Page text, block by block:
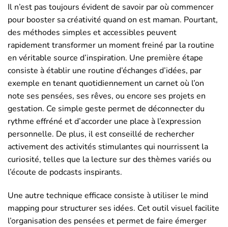
Il n’est pas toujours évident de savoir par où commencer
pour booster sa créativité quand on est maman. Pourtant,
des méthodes simples et accessibles peuvent
rapidement transformer un moment freiné par la routine
en véritable source d’inspiration. Une première étape
consiste à établir une routine d’échanges d’idées, par
exemple en tenant quotidiennement un carnet où l’on
note ses pensées, ses rêves, ou encore ses projets en
gestation. Ce simple geste permet de déconnecter du
rythme effréné et d’accorder une place à l’expression
personnelle. De plus, il est conseillé de rechercher
activement des activités stimulantes qui nourrissent la
curiosité, telles que la lecture sur des thèmes variés ou
l’écoute de podcasts inspirants.
Une autre technique efficace consiste à utiliser le mind
mapping pour structurer ses idées. Cet outil visuel facilite
l’organisation des pensées et permet de faire émerger